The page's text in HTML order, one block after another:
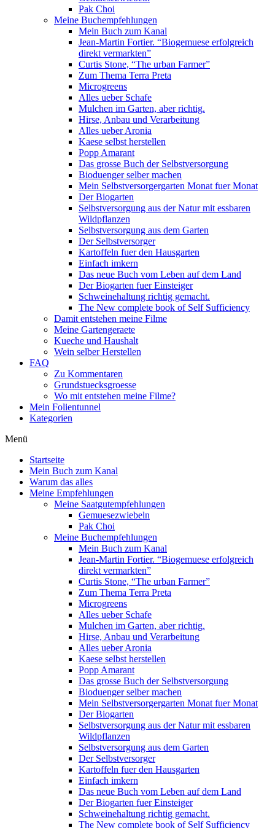
Pak Choi
Meine Buchempfehlungen
Mein Buch zum Kanal
Jean-Martin Fortier. “Biogemuese erfolgreich
direkt vermarkten”
Curtis Stone, “The urban Farmer”
Zum Thema Terra Preta
Microgreens
Alles ueber Schafe
Mulchen im Garten, aber richtig.
Hirse, Anbau und Verarbeitung
Alles ueber Aronia
Kaese selbst herstellen
Popp Amarant
Das grosse Buch der Selbstversorgung
Bioduenger selber machen
Mein Selbstversorgergarten Monat fuer Monat
Der Biogarten
Selbstversorgung aus der Natur mit essbaren
Wildpflanzen
Selbstversorgung aus dem Garten
Der Selbstversorger
Kartoffeln fuer den Hausgarten
Einfach imkern
Das neue Buch vom Leben auf dem Land
Der Biogarten fuer Einsteiger
Schweinehaltung richtig gemacht.
The New complete book of Self Sufficiency
Damit entstehen meine Filme
Meine Gartengeraete
Kueche und Haushalt
Wein selber Herstellen
FAQ
Zu Kommentaren
Grundstuecksgroesse
Wo mit entstehen meine Filme?
Mein Folientunnel
Kategorien
Menü
Startseite
Mein Buch zum Kanal
Warum das alles
Meine Empfehlungen
Meine Saatgutempfehlungen
Gemuesezwiebeln
Pak Choi
Meine Buchempfehlungen
Mein Buch zum Kanal
Jean-Martin Fortier. “Biogemuese erfolgreich
direkt vermarkten”
Curtis Stone, “The urban Farmer”
Zum Thema Terra Preta
Microgreens
Alles ueber Schafe
Mulchen im Garten, aber richtig.
Hirse, Anbau und Verarbeitung
Alles ueber Aronia
Kaese selbst herstellen
Popp Amarant
Das grosse Buch der Selbstversorgung
Bioduenger selber machen
Mein Selbstversorgergarten Monat fuer Monat
Der Biogarten
Selbstversorgung aus der Natur mit essbaren
Wildpflanzen
Selbstversorgung aus dem Garten
Der Selbstversorger
Kartoffeln fuer den Hausgarten
Einfach imkern
Das neue Buch vom Leben auf dem Land
Der Biogarten fuer Einsteiger
Schweinehaltung richtig gemacht.
The New complete book of Self Sufficiency